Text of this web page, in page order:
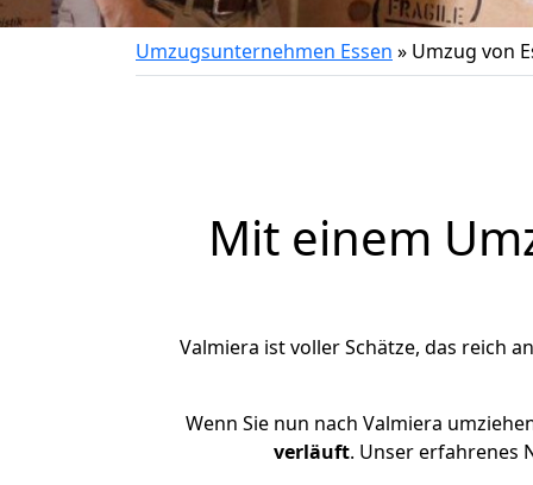
Umzugsunternehmen Essen » Umzug von
Mit einem
Valmiera ist voller Schätze, das reich
Wenn Sie nun nach Valmiera
verläuft. Unser erfahrenes